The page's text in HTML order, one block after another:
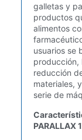
galletas y
productos
alimentos
usuarios se
producción,
reducción
materiales,
serie de
PARALLAX